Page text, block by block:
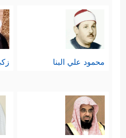
وَتَرۡجُونَ مِنَ ٱللَّهِ مَا لَا یَرۡجُونَۗ﴾.
خامسًا: الشعور
التَّبِعَات ﴿وَمَن یَكۡسِبۡ إِثۡمࣰا
﴿وَمَن یَعۡمَلۡ سُوۤءًا أَوۡ یَظۡلِمۡ
یَجِدِ ٱللَّهَ غَفُورࣰا رَّحِیمࣰا﴾
،
محمود علي البنا